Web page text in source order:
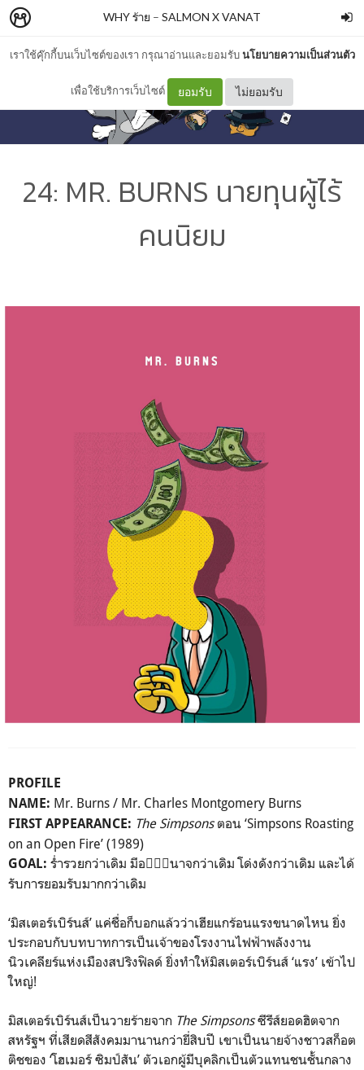
เราใช้คุ๊กกี้บนเว็บไซต์ของเรา กรุณาอ่านและยอมรับนโยบายความเป็นส่วนตัว
เพื่อใช้บริการเว็บไซต์ ยอมรับ ไม่ยอมรับ
WHY ร้าย – SALMON X VANAT
24: MR. BURNS นายทุนผู้ไร้
คนนิยม
PROFILE
NAME: Mr. Burns / Mr. Charles Montgomery Burns
FIRST APPEARANCE: The Simpsonsตอน ‘Simpsons Roasting
on an Open Fire’ (1989)
GOAL: ร่ำรวยกว่าเดิม มีอำนาจกว่าเดิม โด่งดังกว่าเดิม และได้
รับการยอมรับมากกว่าเดิม
‘มิสเตอร์เบิร์นส์’ แค่ชื่อก็บอกแล้วว่าเฮียแกร้อนแรงขนาดไหน ยิ่ง
ประกอบกับบทบาทการเป็นเจ้าของโรงงานไฟฟ้าพลังงาน
นิวเคลียร์แห่งเมืองสปริงฟิลด์ ยิ่งทำให้มิสเตอร์เบิร์นส์ ‘แรง’ เข้าไป
ใหญ่!
มิสเตอร์เบิร์นส์เป็นวายร้ายจาก The Simpsonsซีรีส์ยอดฮิตจาก
สหรัฐฯ ที่เสียดสีสังคมมานานกว่ายี่สิบปี เขาเป็นนายจ้างชาวสก็อต
ติชของ ‘โฮเมอร์ ซิมป์สัน’ ตัวเอกผู้มีบุคลิกเป็นตัวแทนชนชั้นกลาง